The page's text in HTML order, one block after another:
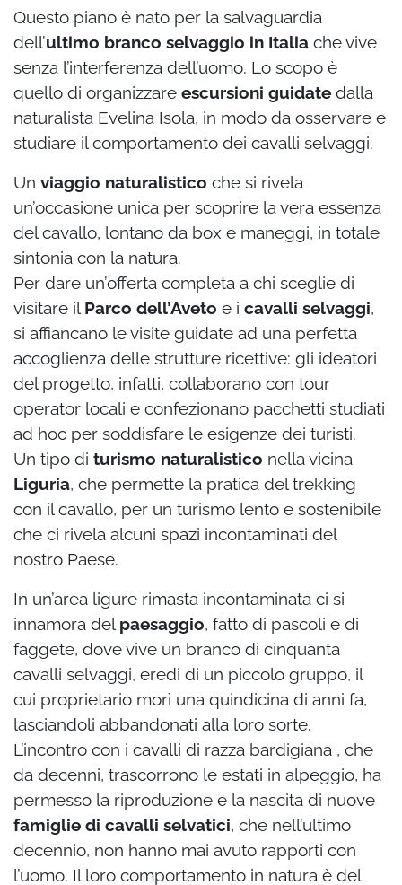
Questo piano è nato per la salvaguardia
dell’ultimo branco selvaggio in Italia che vive
senza l’interferenza dell’uomo. Lo scopo è
quello di organizzare escursioni guidate dalla
naturalista Evelina Isola, in modo da osservare e
studiare il comportamento dei cavalli selvaggi.
Un viaggio naturalistico che si rivela
un’occasione unica per scoprire la vera essenza
del cavallo, lontano da box e maneggi, in totale
sintonia con la natura.
Per dare un’offerta completa a chi sceglie di
visitare il Parco dell’Aveto e i cavalli selvaggi,
si affiancano le visite guidate ad una perfetta
accoglienza delle strutture ricettive: gli ideatori
del progetto, infatti, collaborano con tour
operator locali e confezionano pacchetti studiati
ad hoc per soddisfare le esigenze dei turisti.
Un tipo di turismo naturalistico nella vicina
Liguria, che permette la pratica del trekking
con il cavallo, per un turismo lento e sostenibile
che ci rivela alcuni spazi incontaminati del
nostro Paese.
In un’area ligure rimasta incontaminata ci si
innamora del paesaggio, fatto di pascoli e di
faggete, dove vive un branco di cinquanta
cavalli selvaggi, eredi di un piccolo gruppo, il
cui proprietario morì una quindicina di anni fa,
lasciandoli abbandonati alla loro sorte.
L’incontro con i cavalli di razza bardigiana , che
da decenni, trascorrono le estati in alpeggio, ha
permesso la riproduzione e la nascita di nuove
famiglie di cavalli selvatici, che nell’ultimo
decennio, non hanno mai avuto rapporti con
l’uomo. Il loro comportamento in natura è del